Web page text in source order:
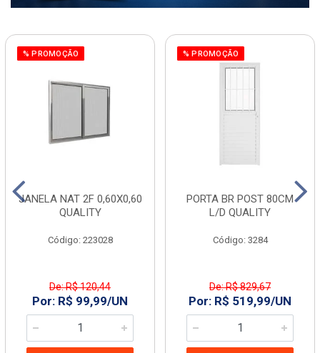
% PROMOÇÃO
JANELA NAT 2F 0,60X0,60
QUALITY
Código: 223028
De: R$ 120,44
Por: R$ 99,99/UN
% PROMOÇÃO
PORTA BR POST 80CM
L/D QUALITY
Código: 3284
De: R$ 829,67
Por: R$ 519,99/UN